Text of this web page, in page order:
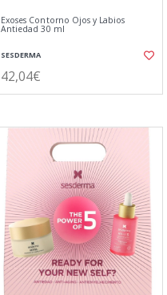
Exoses Contorno Ojos y Labios
Antiedad 30 ml
SESDERMA
42,04€